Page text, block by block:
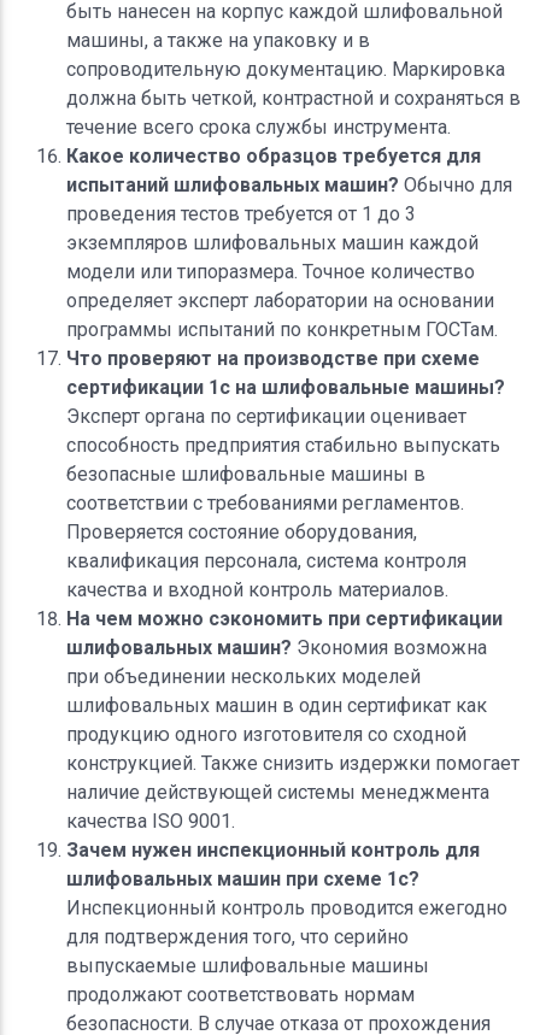
быть нанесен на корпус каждой шлифовальной
машины, а также на упаковку и в
сопроводительную документацию. Маркировка
должна быть четкой, контрастной и сохраняться в
течение всего срока службы инструмента.
Какое количество образцов требуется для
испытаний шлифовальных машин? Обычно для
проведения тестов требуется от 1 до 3
экземпляров шлифовальных машин каждой
модели или типоразмера. Точное количество
определяет эксперт лаборатории на основании
программы испытаний по конкретным ГОСТам.
Что проверяют на производстве при схеме
сертификации 1с на шлифовальные машины?
Эксперт органа по сертификации оценивает
способность предприятия стабильно выпускать
безопасные шлифовальные машины в
соответствии с требованиями регламентов.
Проверяется состояние оборудования,
квалификация персонала, система контроля
качества и входной контроль материалов.
На чем можно сэкономить при сертификации
шлифовальных машин? Экономия возможна
при объединении нескольких моделей
шлифовальных машин в один сертификат как
продукцию одного изготовителя со сходной
конструкцией. Также снизить издержки помогает
наличие действующей системы менеджмента
качества ISO 9001.
Зачем нужен инспекционный контроль для
шлифовальных машин при схеме 1с?
Инспекционный контроль проводится ежегодно
для подтверждения того, что серийно
выпускаемые шлифовальные машины
продолжают соответствовать нормам
безопасности. В случае отказа от прохождения